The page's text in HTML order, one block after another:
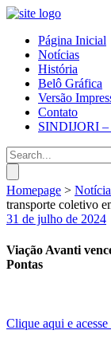
Página Inicial
Notícias
História
Belô Gráfica
Versão
Contato
SINDIJORI
Homepage >
transporte coletivo
31 de julho de 2024
Viação Avanti
Pontas
Clique aqui e